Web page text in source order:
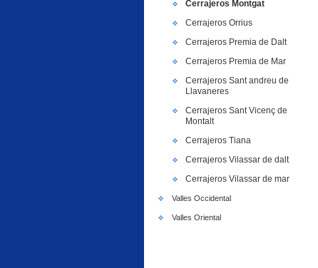
Cerrajeros Montgat
Cerrajeros Orrius
Cerrajeros Premia de Dalt
Cerrajeros Premia de Mar
Cerrajeros Sant andreu de
Llavaneres
Cerrajeros Sant Vicenç de
Montalt
Cerrajeros Tiana
Cerrajeros Vilassar de dalt
Cerrajeros Vilassar de mar
Valles Occidental
Valles Oriental